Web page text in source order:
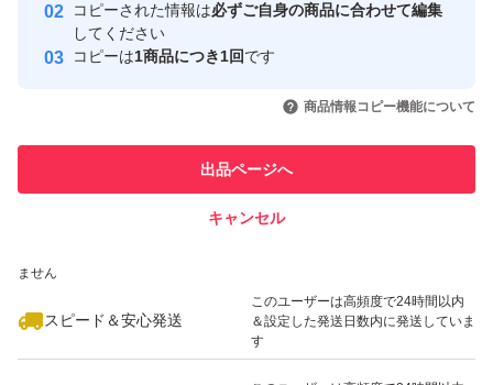
取引実績
引を完了させた実績があります
での取引実績があります
ません
スピード＆安心発送
このユーザーは高頻度で24時間以内
＆設定した発送日数内に発送していま
す
コピーされた情報は必ずご自身の商品に合わせて編集
してください
コピーは1商品につき1回です
商品情報コピー機能について
出品ページへ
キャンセル